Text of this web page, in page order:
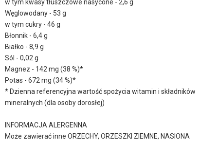
w tym kwasy tłuszczowe nasycone - 2,6 g
Węglowodany - 53 g
w tym cukry - 46 g
Błonnik - 6,4 g
Białko - 8,9 g
Sól - 0,02 g
Magnez - 142 mg (38 %)*
Potas - 672 mg (34 %)*
* Dzienna referencyjna wartość spożycia witamin i składników
mineralnych (dla osoby dorosłej)
INFORMACJA ALERGENNA
Może zawierać inne ORZECHY, ORZESZKI ZIEMNE, NASIONA